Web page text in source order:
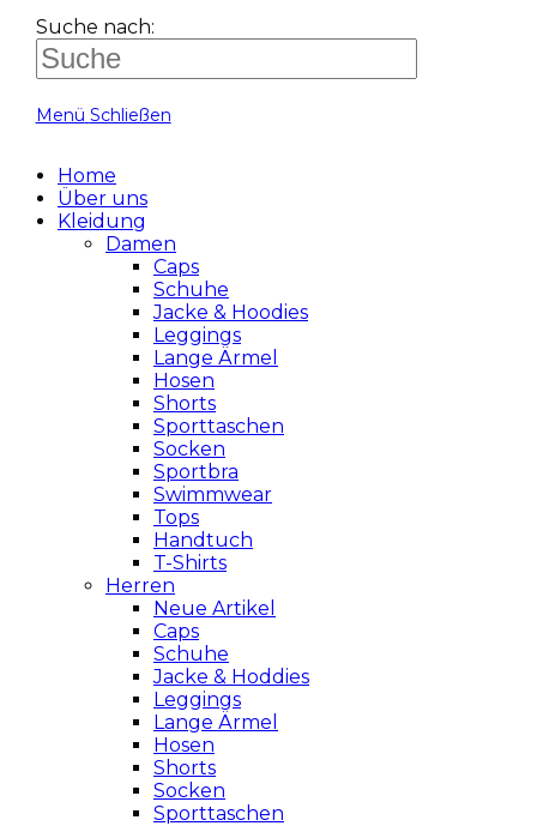
Suche nach:
Menü Schließen
Home
Über uns
Kleidung
Damen
Caps
Schuhe
Jacke & Hoodies
Leggings
Lange Ärmel
Hosen
Shorts
Sporttaschen
Socken
Sportbra
Swimmwear
Tops
Handtuch
T-Shirts
Herren
Neue Artikel
Caps
Schuhe
Jacke & Hoddies
Leggings
Lange Ärmel
Hosen
Shorts
Socken
Sporttaschen